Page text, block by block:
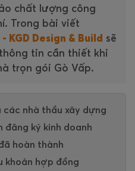
chất lượng công
Trong bài viết
- KGD Design & Build sẽ
tin cần thiết khi
trọn gói Gò Vấp.
các nhà thầu xây dựng
đăng ký kinh doanh
hoàn thành
khoản hợp đồng